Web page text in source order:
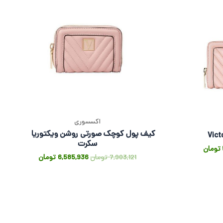
تومان
اکسسوری
کیف پول کوچک صورتی روشن ویکتوریا
سکرت
7,903,121تومان6,585,936 تومان